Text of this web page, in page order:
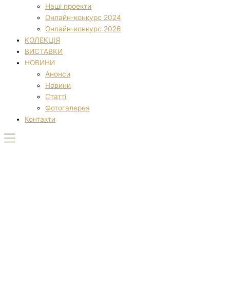
Наші проекти
Онлайн-конкурс 2024
Онлайн-конкурс 2026
КОЛЕКЦІЯ
ВИСТАВКИ
НОВИНИ
Анонси
Новини
Статті
Фотогалерея
Контакти